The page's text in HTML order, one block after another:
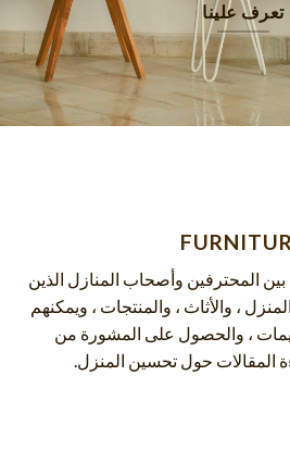
تعرف علينا
المحترفين وأصحاب المنازل الذين
، والأثاث ، والمنتجات ، ويمكنهم
، والحصول على المشورة من
المقالات حول تحسين المنزل.